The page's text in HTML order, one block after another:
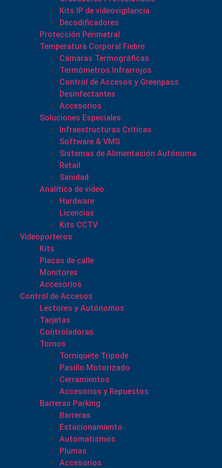
Kits IP de videovigilancia
Decodificadores
Protección Perimetral
Temperatura Corporal Fiebre
Cámaras Termográficas
Termómetros Infrarrojos
Control de Accesos y Greenpass
Desinfectantes
Accesorios
Soluciones Especiales
Infraestructuras Críticas
Software & VMS
Sistemas de Alimentación Autónoma
Retail
Sanidad
Analítica de video
Hardware
Licencias
Kits CCTV
Videoporteros
Kits
Placas de calle
Monitores
Accesorios
Control de Accesos
Lectores y Autónomos
Tarjetas
Controladoras
Tornos
Torniquete Tripode
Pasillo Motorizado
Cerramientos
Accesorios y Repuestos
Barreras Parking
Barreras
Estacionamiento
Automatismos
Plumas
Accesorios